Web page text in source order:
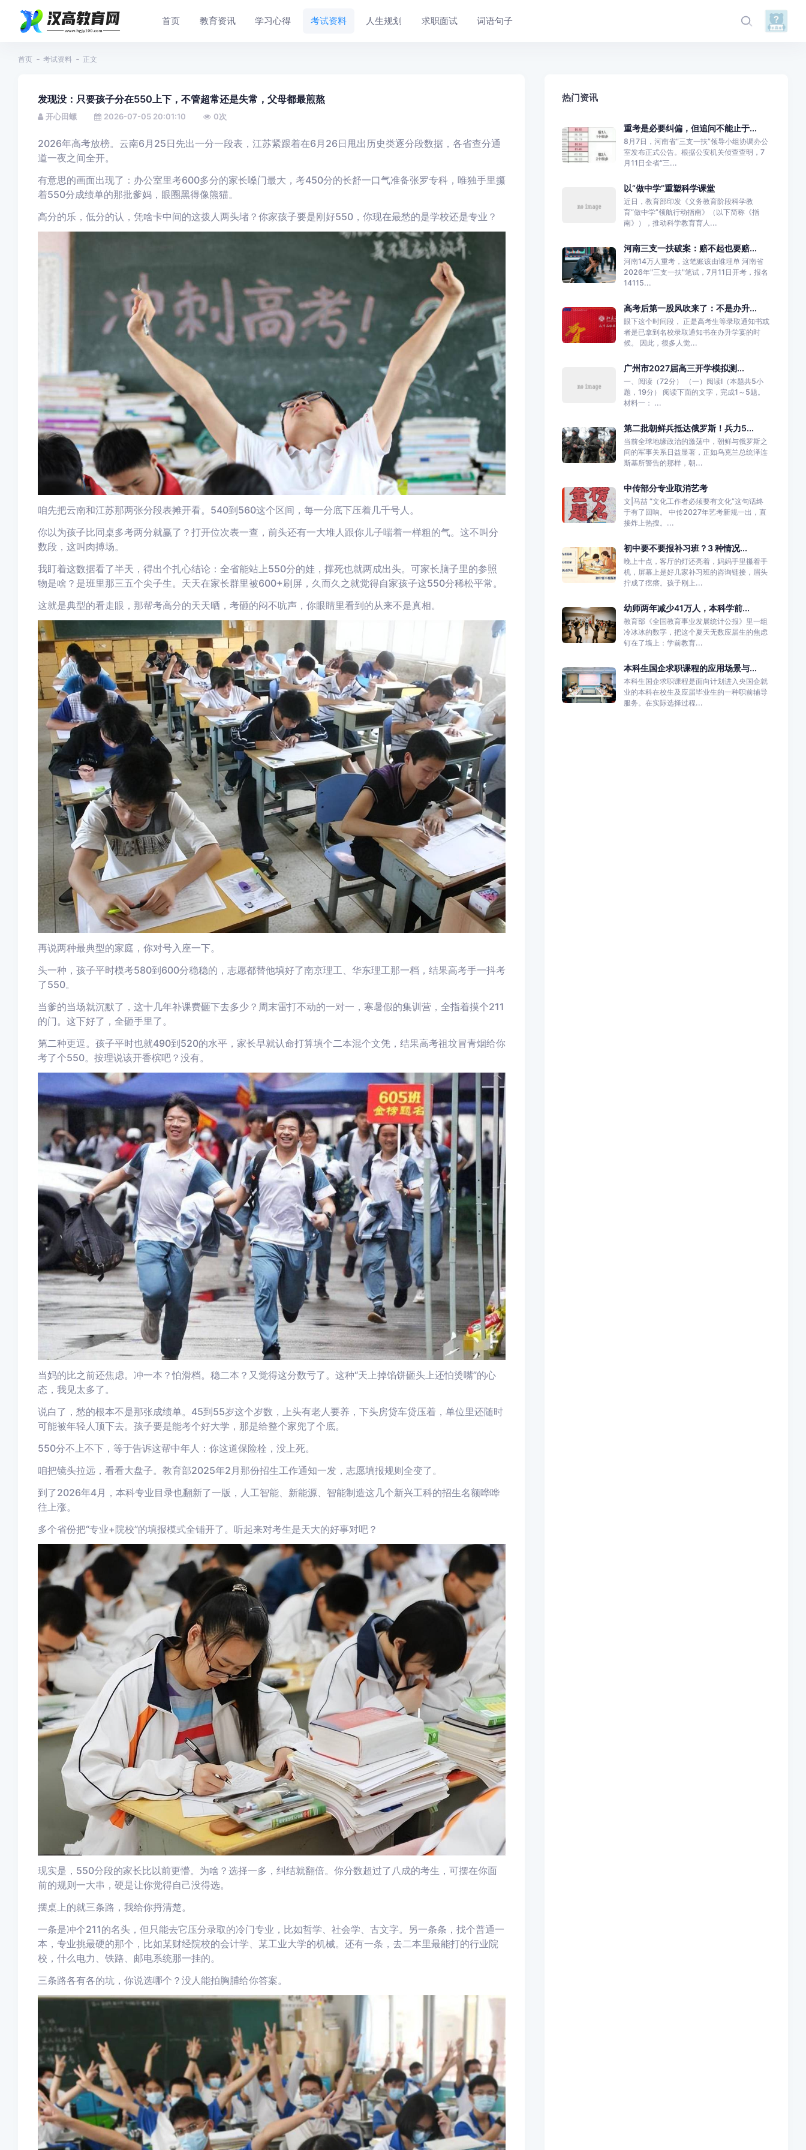
首页 教育资讯 学习心得 考试资料 人生规划 求职面试 词语句子
首页 考试资料 正文
发现没：只要孩子分在550上下，不管超常还是失常，父母都最煎熬
开心田螺 2026-07-05 20:01:10 0次
2026年高考放榜。云南6月25日先出一分一段表，江苏紧跟着在6月26日甩出历史类逐分段数据，各省查分通
道一夜之间全开。
有意思的画面出现了：办公室里考600多分的家长嗓门最大，考450分的长舒一口气准备张罗专科，唯独手里攥
着550分成绩单的那批爹妈，眼圈黑得像熊猫。
高分的乐，低分的认，凭啥卡中间的这拨人两头堵？你家孩子要是刚好550，你现在最愁的是学校还是专业？
咱先把云南和江苏那两张分段表摊开看。540到560这个区间，每一分底下压着几千号人。
你以为孩子比同桌多考两分就赢了？打开位次表一查，前头还有一大堆人跟你儿子喘着一样粗的气。这不叫分
数段，这叫肉搏场。
我盯着这数据看了半天，得出个扎心结论：全省能站上550分的娃，撑死也就两成出头。可家长脑子里的参照
物是啥？是班里那三五个尖子生。天天在家长群里被600+刷屏，久而久之就觉得自家孩子这550分稀松平常。
这就是典型的看走眼，那帮考高分的天天晒，考砸的闷不吭声，你眼睛里看到的从来不是真相。
再说两种最典型的家庭，你对号入座一下。
头一种，孩子平时模考580到600分稳稳的，志愿都替他填好了南京理工、华东理工那一档，结果高考手一抖考
了550。
当爹的当场就沉默了，这十几年补课费砸下去多少？周末雷打不动的一对一，寒暑假的集训营，全指着摸个211
的门。这下好了，全砸手里了。
第二种更逗。孩子平时也就490到520的水平，家长早就认命打算填个二本混个文凭，结果高考祖坟冒青烟给你
考了个550。按理说该开香槟吧？没有。
当妈的比之前还焦虑。冲一本？怕滑档。稳二本？又觉得这分数亏了。这种“天上掉馅饼砸头上还怕烫嘴”的心
态，我见太多了。
说白了，愁的根本不是那张成绩单。45到55岁这个岁数，上头有老人要养，下头房贷车贷压着，单位里还随时
可能被年轻人顶下去。孩子要是能考个好大学，那是给整个家兜了个底。
550分不上不下，等于告诉这帮中年人：你这道保险栓，没上死。
咱把镜头拉远，看看大盘子。教育部2025年2月那份招生工作通知一发，志愿填报规则全变了。
到了2026年4月，本科专业目录也翻新了一版，人工智能、新能源、智能制造这几个新兴工科的招生名额哗哗
往上涨。
多个省份把“专业+院校”的填报模式全铺开了。听起来对考生是天大的好事对吧？
现实是，550分段的家长比以前更懵。为啥？选择一多，纠结就翻倍。你分数超过了八成的考生，可摆在你面
前的规则一大串，硬是让你觉得自己没得选。
摆桌上的就三条路，我给你捋清楚。
一条是冲个211的名头，但只能去它压分录取的冷门专业，比如哲学、社会学、古文字。另一条条，找个普通一
本，专业挑最硬的那个，比如某财经院校的会计学、某工业大学的机械。还有一条，去二本里最能打的行业院
校，什么电力、铁路、邮电系统那一挂的。
三条路各有各的坑，你说选哪个？没人能拍胸脯给你答案。
热门资讯
重考是必要纠偏，但追问不能止于...
8月7日，河南省“三支一扶”领导小组协调办公
室发布正式公告。根据公安机关侦查查明，7
月11日全省“三...
以“做中学”重塑科学课堂
近日，教育部印发《义务教育阶段科学教
育“做中学”领航行动指南》（以下简称《指
南》），推动科学教育育人...
河南三支一扶破案：赔不起也要赔...
河南14万人重考，这笔账该由谁埋单 河南省
2026年"三支一扶"笔试，7月11日开考，报名
14115...
高考后第一股风吹来了：不是办升...
眼下这个时间段， 正是高考生等录取通知书或
者是已拿到名校录取通知书在办升学宴的时
候。 因此，很多人觉...
广州市2027届高三开学模拟测...
一、阅读（72分） （一）阅读I（本题共5小
题，19分） 阅读下面的文字，完成1～5题。
材料一： ...
第二批朝鲜兵抵达俄罗斯！兵力5...
当前全球地缘政治的激荡中，朝鲜与俄罗斯之
间的军事关系日益显著，正如乌克兰总统泽连
斯基所警告的那样，朝...
中传部分专业取消艺考
文|马喆 “文化工作者必须要有文化”这句话终
于有了回响。 中传2027年艺考新规一出，直
接炸上热搜。...
初中要不要报补习班？3 种情况...
晚上十点，客厅的灯还亮着，妈妈手里攥着手
机，屏幕上是好几家补习班的咨询链接，眉头
拧成了疙瘩。孩子刚上...
幼师两年减少41万人，本科学前...
教育部《全国教育事业发展统计公报》里一组
冷冰冰的数字，把这个夏天无数应届生的焦虑
钉在了墙上：学前教育...
本科生国企求职课程的应用场景与...
本科生国企求职课程是面向计划进入央国企就
业的本科在校生及应届毕业生的一种职前辅导
服务。在实际选择过程...